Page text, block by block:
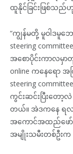
ထူနိုင်ခြင်းဖြစ်သ
“ကျွန်မတို့ မူဝါဒ
steering
အစောပိုင်းကာလမှ
online ကနေရော
steering
ကွင်းဆင်းပြီးတော့လဲ
တယ်။ အဲဒကနေ ရလ
အကောင်အထည်ဖော်ဖို့
အမျိုးသမီးတစ်ဦးက